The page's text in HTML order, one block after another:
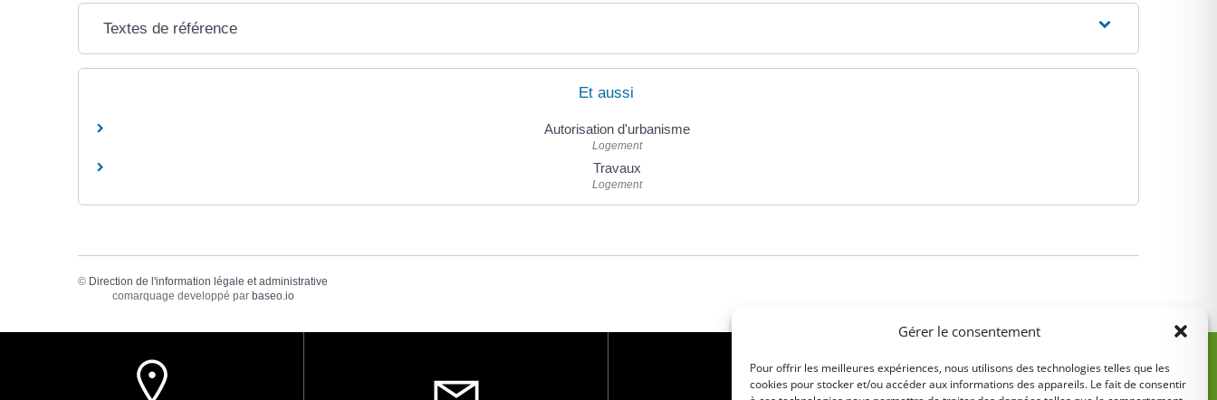
Gérer le consentement
Pour offrir les meilleures expériences, nous utilisons des technologies telles que les
cookies pour stocker et/ou accéder aux informations des appareils. Le fait de consentir
Textes de référence
Et aussi
Autorisation d'urbanisme
Logement
Travaux
Logement
© Direction de l'information légale et administrative
comarquage developpé par baseo.io